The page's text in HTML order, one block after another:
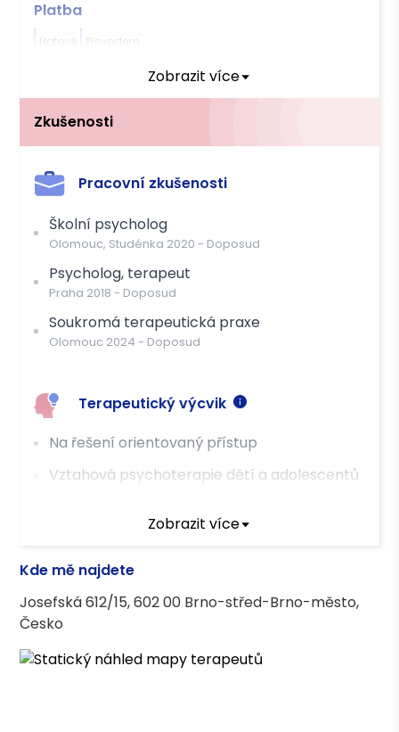
Platba
Hotově Převodem
Zobrazit více
Zkušenosti
Pracovní zkušenosti
Školní psycholog
Olomouc, Studénka 2020 - Doposud
Psycholog, terapeut
Praha 2018 - Doposud
Soukromá terapeutická praxe
Olomouc 2024 - Doposud
Terapeutický výcvik
Na řešení orientovaný přístup
Vztahová psychoterapie dětí a adolescentů
Terapeutické kurzy
Základní krizová intervence | Remedium
Včasná diagnostika a doporučení, jak
pracovat s dospívajícími, kteří jsou ohroženi
rizikovým nebo závislostním užíváním
Zobrazit více
Kde mě najdete
Josefská 612/15, 602 00 Brno-střed-Brno-město,
Česko